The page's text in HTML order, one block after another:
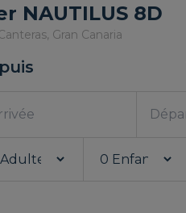
NAUTILUS 8D
Gran Canaria